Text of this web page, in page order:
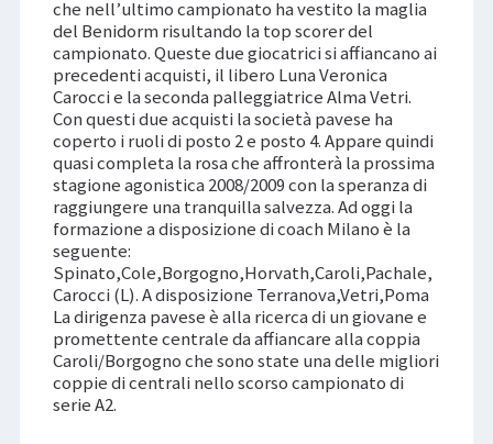
che nell’ultimo campionato ha vestito la maglia
del Benidorm risultando la top scorer del
campionato. Queste due giocatrici si affiancano ai
precedenti acquisti, il libero Luna Veronica
Carocci e la seconda palleggiatrice Alma Vetri.
Con questi due acquisti la società pavese ha
coperto i ruoli di posto 2 e posto 4. Appare quindi
quasi completa la rosa che affronterà la prossima
stagione agonistica 2008/2009 con la speranza di
raggiungere una tranquilla salvezza. Ad oggi la
formazione a disposizione di coach Milano è la
seguente:
Spinato,Cole,Borgogno,Horvath,Caroli,Pachale,
Carocci (L). A disposizione Terranova,Vetri,Poma
La dirigenza pavese è alla ricerca di un giovane e
promettente centrale da affiancare alla coppia
Caroli/Borgogno che sono state una delle migliori
coppie di centrali nello scorso campionato di
serie A2.